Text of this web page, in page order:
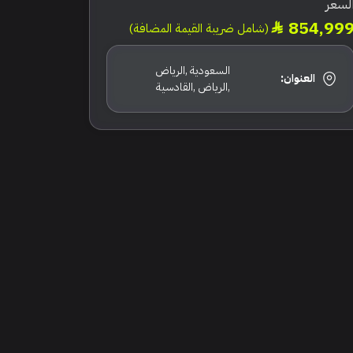
(شامل ضريبة القيمة المضافة)
العنوان:
السعودية ,الرياض
,الرياض ,القادسية